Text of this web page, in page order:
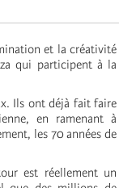
et la créativité
qui participent à la
Ils ont déjà fait faire
en ramenant à
les 70 années de
est réellement un